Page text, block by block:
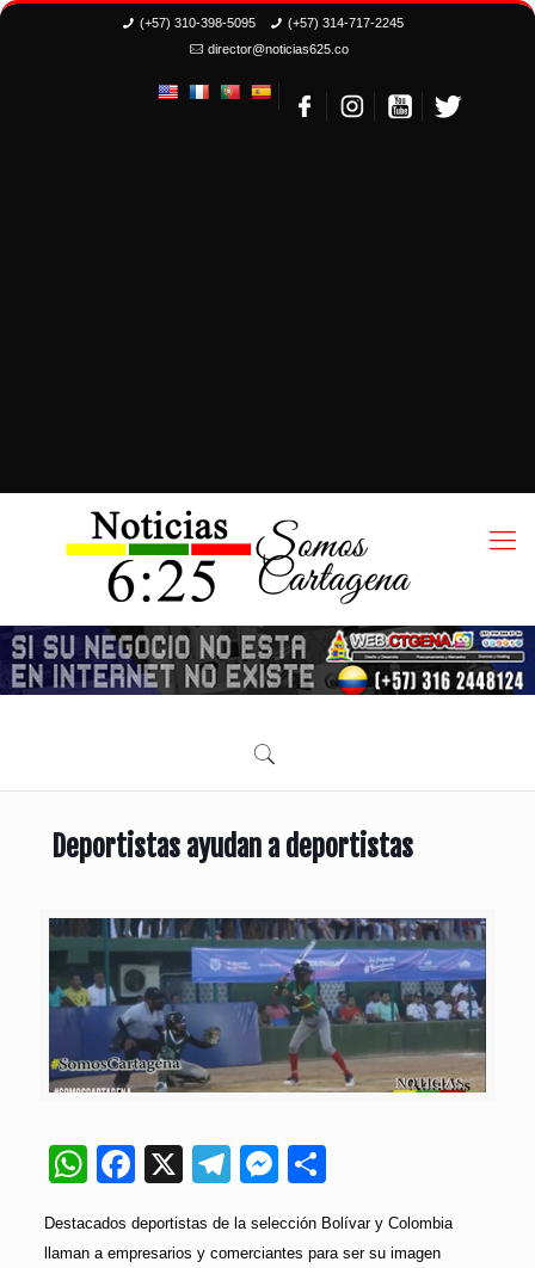
(+57) 310-398-5095
(+57) 314-717-2245
director@noticias625.co
Deportistas ayudan a deportistas
WhatsApp
Facebook
X Telegram
Messenger
Destacados deportistas de la selección Bolívar y Colombia
llaman a empresarios y comerciantes para ser su imagen